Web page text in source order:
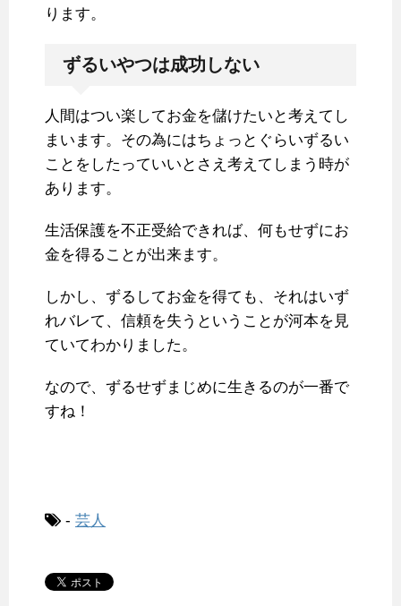
ります。
ずるいやつは成功しない
人間はつい楽してお金を儲けたいと考えてし
まいます。その為にはちょっとぐらいずるい
ことをしたっていいとさえ考えてしまう時が
あります。
生活保護を不正受給できれば、何もせずにお
金を得ることが出来ます。
しかし、ずるしてお金を得ても、それはいず
れバレて、信頼を失うということが河本を見
ていてわかりました。
なので、ずるせずまじめに生きるのが一番で
すね！
- 芸人